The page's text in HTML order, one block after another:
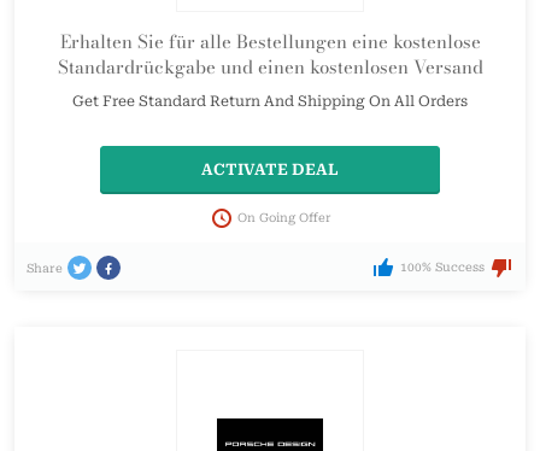
Erhalten Sie für alle Bestellungen eine kostenlose
Standardrückgabe und einen kostenlosen Versand
Get Free Standard Return And Shipping On All Orders
ACTIVATE DEAL
On Going Offer
Share 100% Success